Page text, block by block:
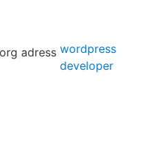
wordpress
developer